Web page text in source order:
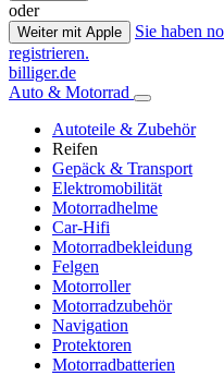
oder
Weiter mit Apple
Sie haben
registrieren.
billiger.de
Auto & Motorrad
Autoteile & Zubehör
Reifen
Gepäck & Transport
Elektromobilität
Motorradhelme
Car-Hifi
Motorradbekleidung
Felgen
Motorroller
Motorradzubehör
Navigation
Protektoren
Motorradbatterien